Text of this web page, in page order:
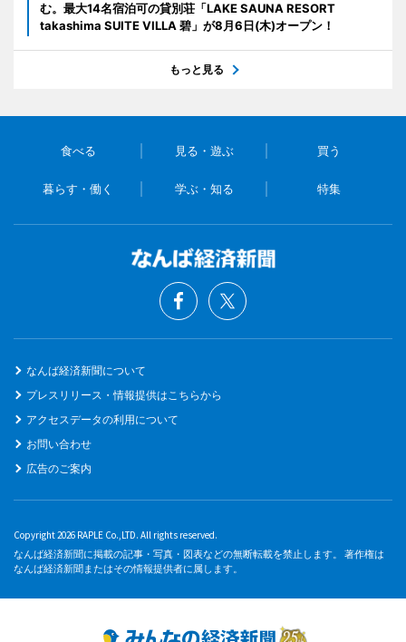
む。最大14名宿泊可の貸別荘「LAKE SAUNA RESORT
takashima SUITE VILLA 碧」が8月6日(木)オープン！
もっと見る
食べる 見る・遊ぶ 買う
暮らす・働く 学ぶ・知る 特集
なんば経済新聞について
プレスリリース・情報提供はこちらから
アクセスデータの利用について
お問い合わせ
広告のご案内
Copyright 2026 RAPLE Co.,LTD. All rights reserved.
なんば経済新聞に掲載の記事・写真・図表などの無断転載を禁止します。 著作権は
なんば経済新聞またはその情報提供者に属します。